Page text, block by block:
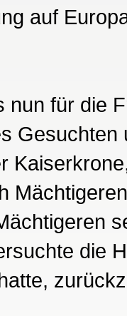
auf
nun für die
Gesuchten
die